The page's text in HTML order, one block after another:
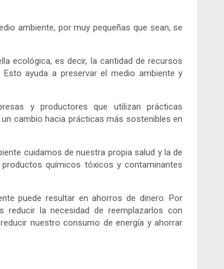
ambiente, por muy pequeñas que sean, se
ecológica, es decir, la cantidad de recursos
ayuda a preservar el medio ambiente y
y productores que utilizan prácticas
cambio hacia prácticas más sostenibles en
cuidamos de nuestra propia salud y la de
químicos tóxicos y contaminantes
puede resultar en ahorros de dinero. Por
reducir la necesidad de reemplazarlos con
nuestro consumo de energía y ahorrar